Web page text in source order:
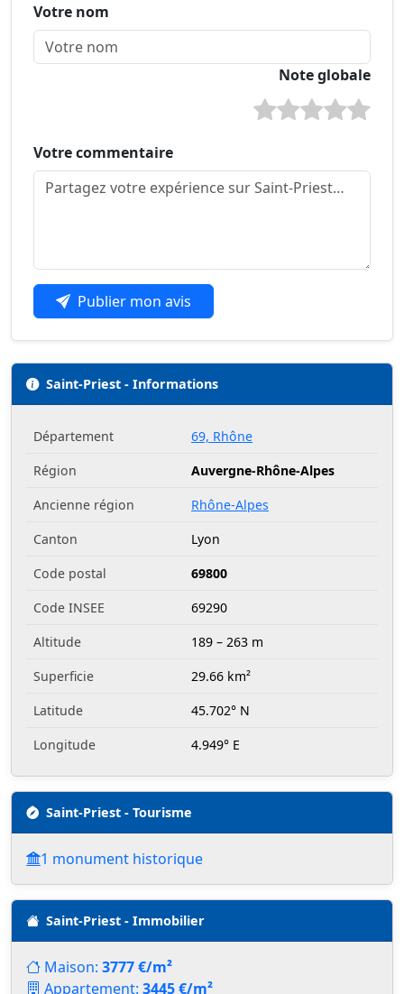
Votre nom
Note globale
Votre commentaire
Publier mon avis
Saint-Priest - Informations
Département
69, Rhône
Région
Auvergne-Rhône-Alpes
Ancienne région
Rhône-Alpes
Canton
Lyon
Code postal
69800
Code INSEE
69290
Altitude
189 – 263 m
Superficie
29.66 km²
Latitude
45.702° N
Longitude
4.949° E
Saint-Priest - Tourisme
1 monument historique
Saint-Priest - Immobilier
Maison: 3777 €/m²
Appartement: 3445 €/m²